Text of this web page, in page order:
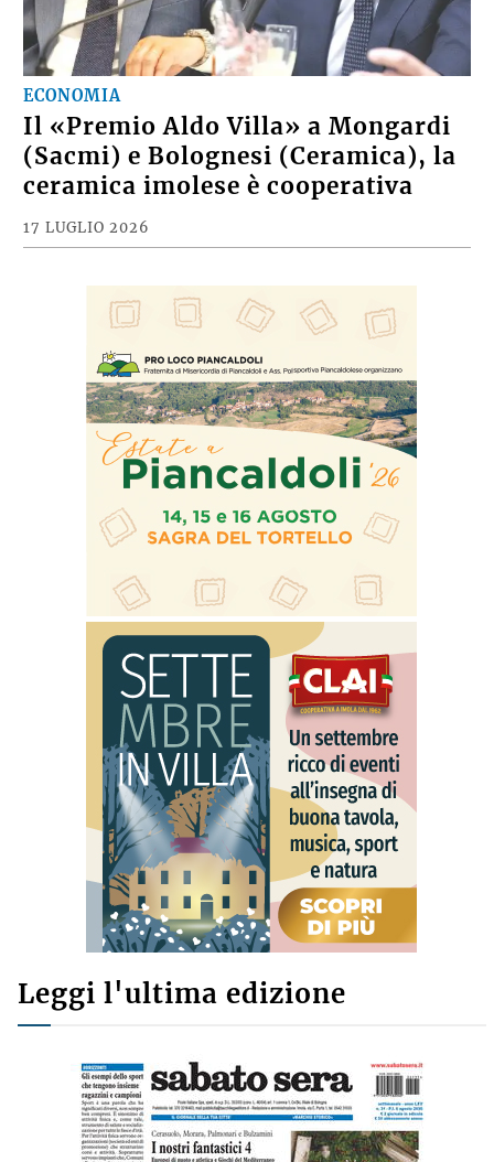
ECONOMIA
Il «Premio Aldo Villa» a Mongardi
(Sacmi) e Bolognesi (Ceramica), la
ceramica imolese è cooperativa
17 LUGLIO 2026
Leggi l'ultima edizione